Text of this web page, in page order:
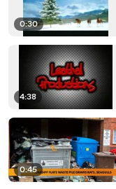
0:30
4:38
0:45